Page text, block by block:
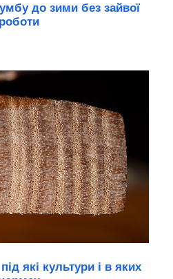
до зими без зайвої
роботи
які культури і в яких